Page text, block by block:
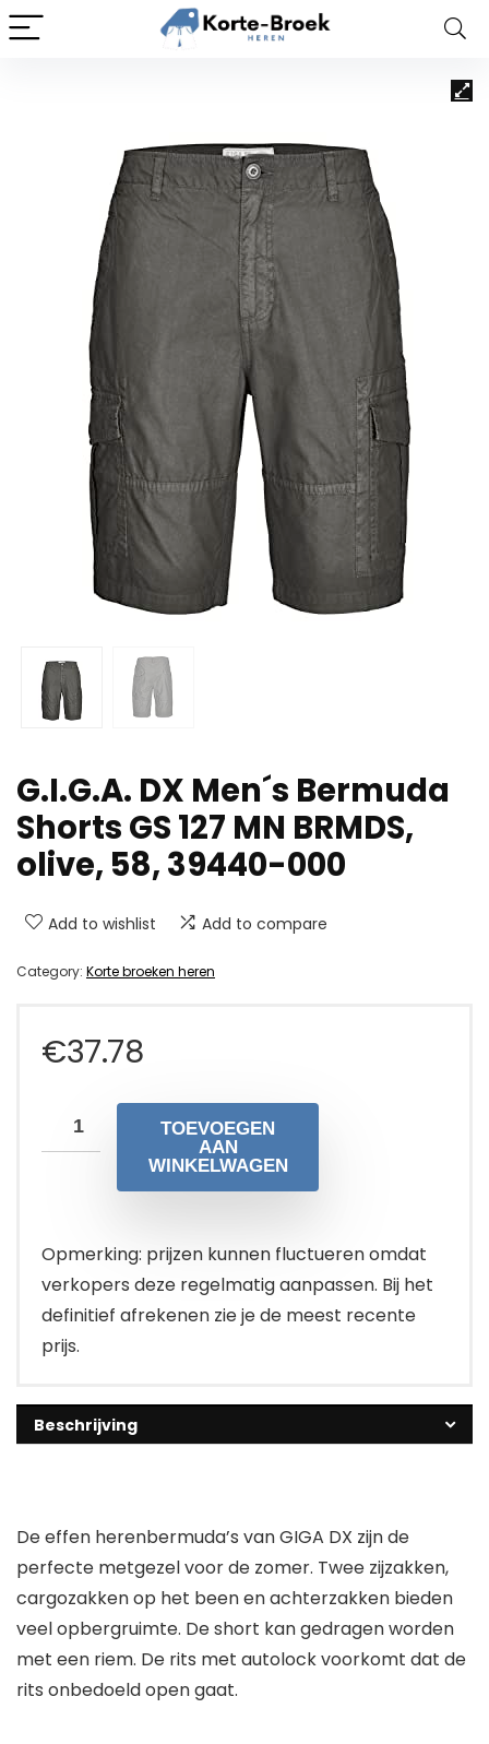
G.I.G.A. DX Men´s Bermuda
Shorts GS 127 MN BRMDS,
olive, 58, 39440-000
Add to wishlist Add to compare
Category: Korte broeken heren
€37.78
TOEVOEGEN
AAN
WINKELWAGEN
Opmerking: prijzen kunnen fluctueren omdat
verkopers deze regelmatig aanpassen. Bij het
definitief afrekenen zie je de meest recente
prijs.
Beschrijving
De effen herenbermuda’s van GIGA DX zijn de
perfecte metgezel voor de zomer. Twee zijzakken,
cargozakken op het been en achterzakken bieden
veel opbergruimte. De short kan gedragen worden
met een riem. De rits met autolock voorkomt dat de
rits onbedoeld open gaat.